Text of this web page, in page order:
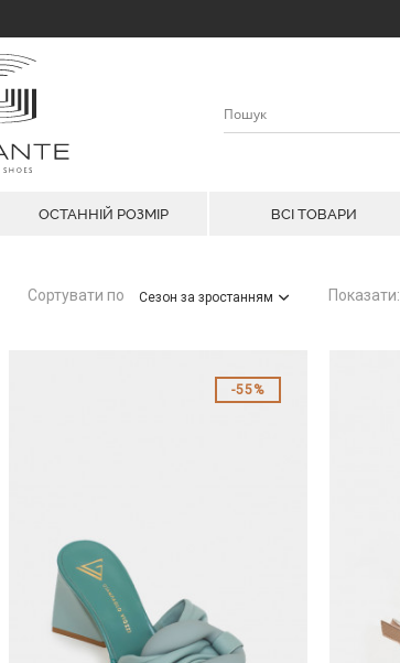
ОСТАННІЙ РОЗМІР ВСІ ТОВАРИ
Сортувати по Сезон за зростанням Показати:
55%